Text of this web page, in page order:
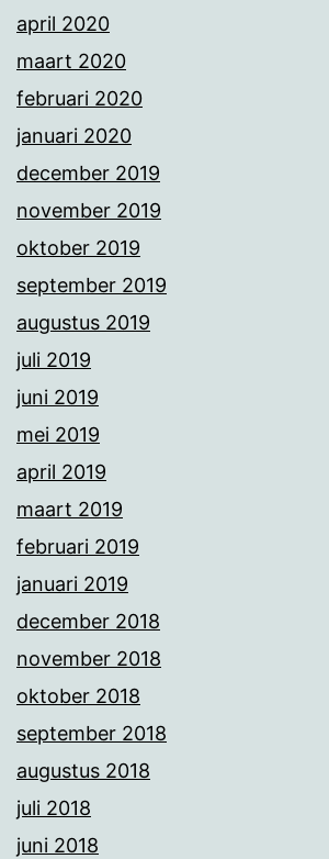
april 2020
maart 2020
februari 2020
januari 2020
december 2019
november 2019
oktober 2019
september 2019
augustus 2019
juli 2019
juni 2019
mei 2019
april 2019
maart 2019
februari 2019
januari 2019
december 2018
november 2018
oktober 2018
september 2018
augustus 2018
juli 2018
juni 2018